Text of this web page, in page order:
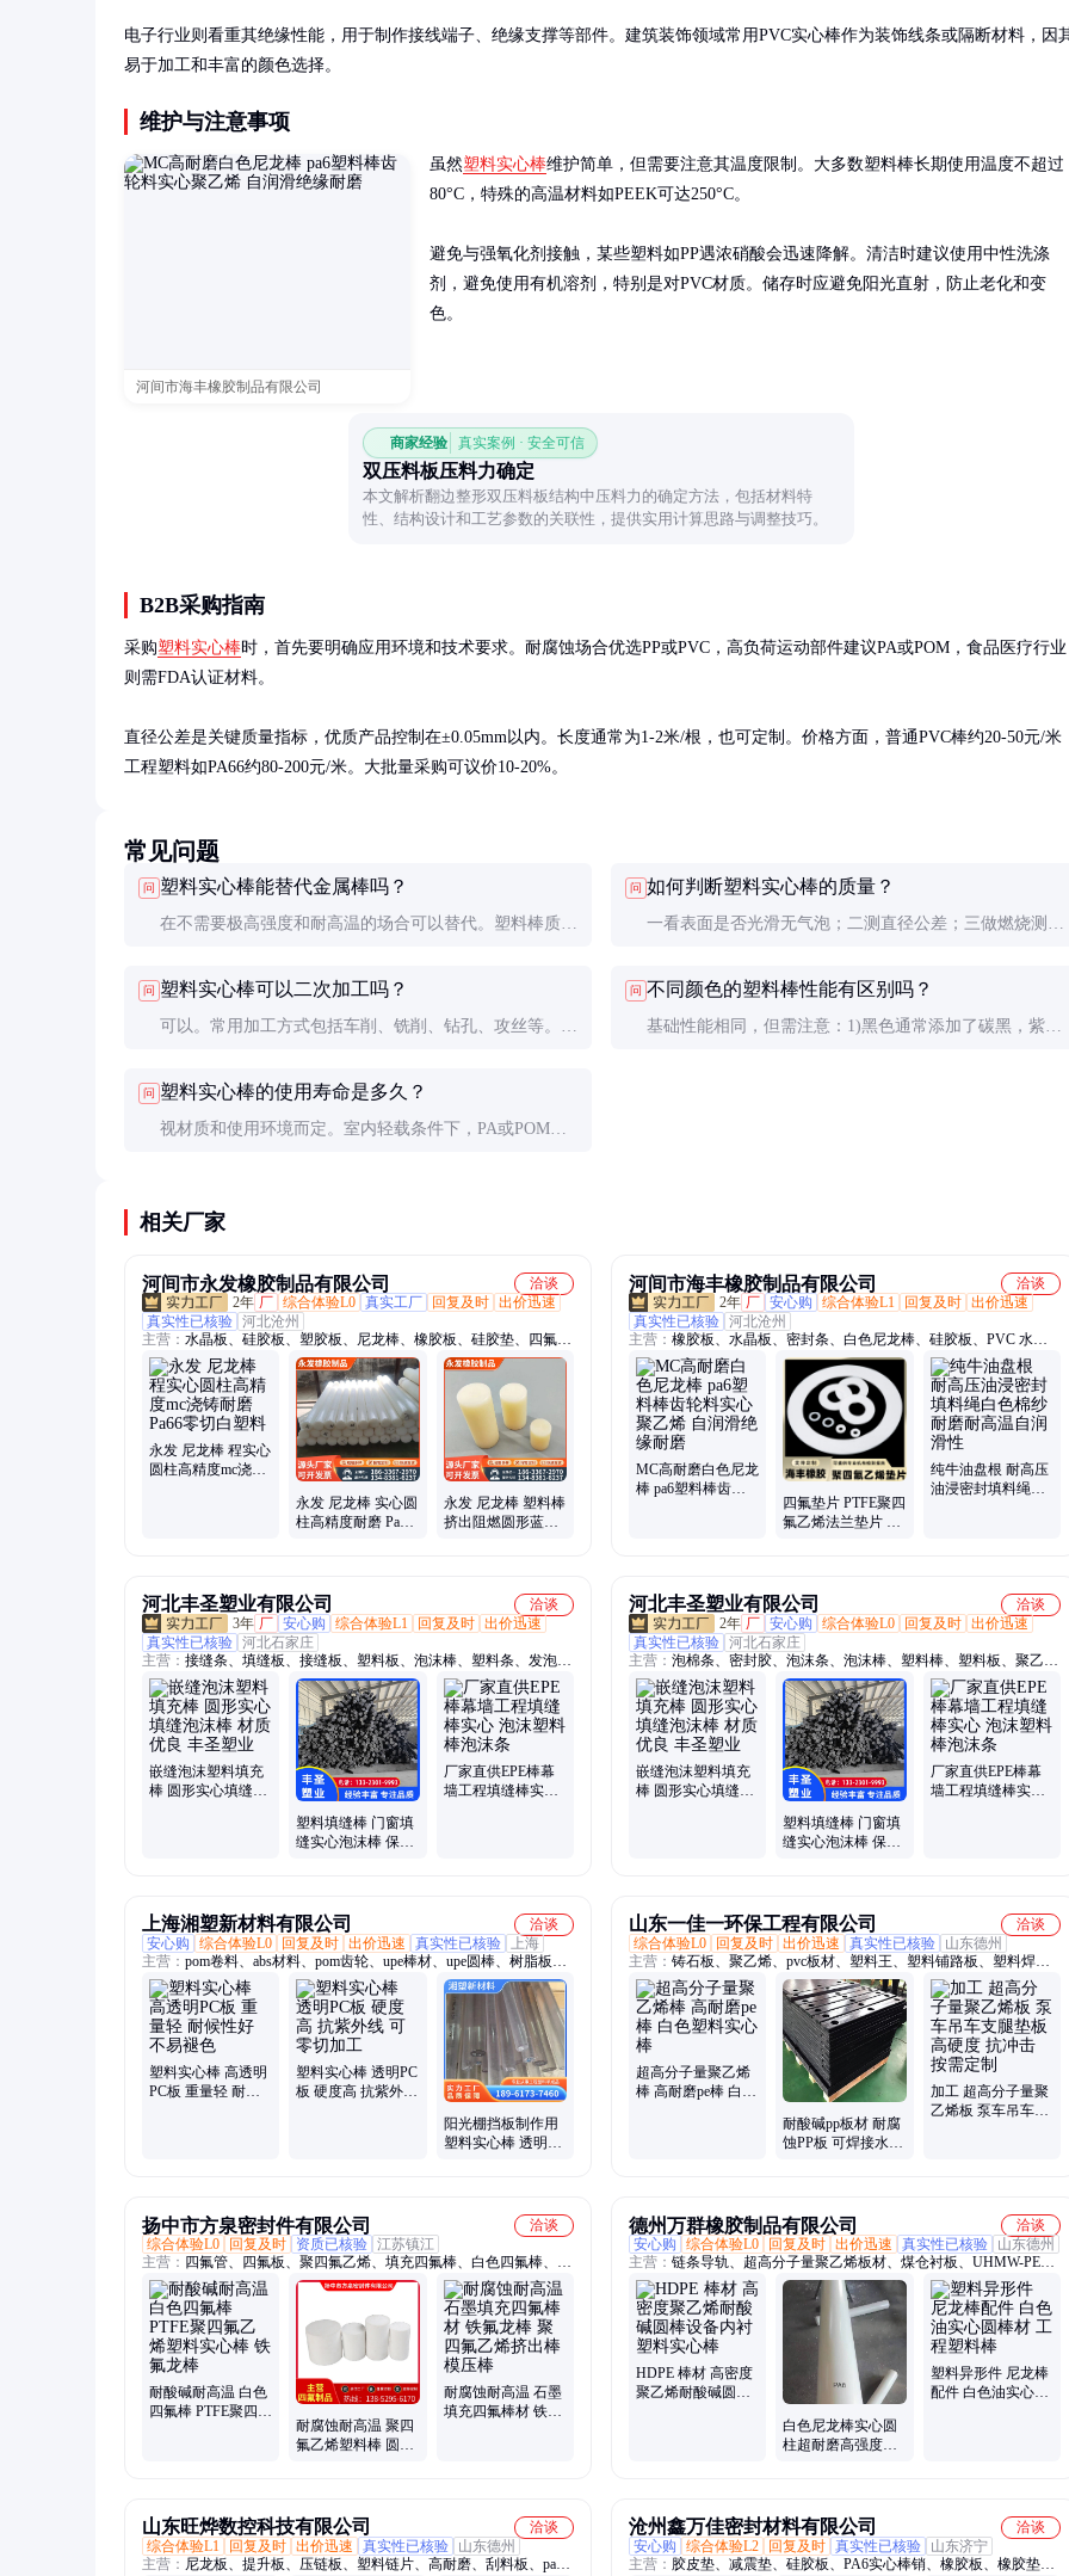
电子行业则看重其绝缘性能，用于制作接线端子、绝缘支撑等部件。建筑装饰领域常用PVC实心棒作为装饰线条或隔断材料，因
易于加工和丰富的颜色选择。
维护与注意事项
河间市海丰橡胶制品有限公司
虽然塑料实心棒维护简单，但需要注意其温度限制。大多数塑料棒长期使用温度不超过
80°C，特殊的高温材料如PEEK可达250°C。
避免与强氧化剂接触，某些塑料如PP遇浓硝酸会迅速降解。清洁时建议使用中性洗涤
剂，避免使用有机溶剂，特别是对PVC材质。储存时应避免阳光直射，防止老化和变
色。
商家经验 真实案例 · 安全可信
双压料板压料力确定
本文解析翻边整形双压料板结构中压料力的确定方法，包括材料特
性、结构设计和工艺参数的关联性，提供实用计算思路与调整技巧。
B2B采购指南
采购塑料实心棒时，首先要明确应用环境和技术要求。耐腐蚀场合优选PP或PVC，高负荷运动部件建议PA或POM，食品医疗行业
则需FDA认证材料。
直径公差是关键质量指标，优质产品控制在±0.05mm以内。长度通常为1-2米/根，也可定制。价格方面，普通PVC棒约20-50元/米
工程塑料如PA66约80-200元/米。大批量采购可议价10-20%。
常见问题
问 塑料实心棒能替代金属棒吗？
在不需要极高强度和耐高温的场合可以替代。塑料棒质
不如金属。需要根据具体应用评估。
问 如何判断塑料实心棒的质量？
一看表面是否光滑无气泡；二测直径公差；三做燃烧测试
可送第三方检测力学性能。
问 塑料实心棒可以二次加工吗？
可以。常用加工方式包括车削、铣削、钻孔、攻丝等。但
却；4)POM等材料加工后可能有轻微收缩。
问 不同颜色的塑料棒性能有区别吗？
基础性能相同，但需注意：1)黑色通常添加了碳黑，紫外
问 塑料实心棒的使用寿命是多久？
视材质和使用环境而定。室内轻载条件下，PA或POM棒
相关厂家
河间市永发橡胶制品有限公司
洽谈
2年 厂 综合体验L0 真实工厂 回复及时 出价迅速
真实性已核验 河北沧州
主营： 水晶板、硅胶板、塑胶板、尼龙棒、橡胶板、硅胶垫、四氟
板、法兰胶垫、金属缠绕垫、半透明胶垫、四氟乙烯板、橡胶减震
块、四氟车削板、陶瓷纤维布、橡胶法兰垫片
永发 尼龙棒 程实心
圆柱高精度mc浇铸
永发 尼龙棒 实心圆
柱高精度耐磨 Pa6
永发 尼龙棒 塑料棒
挤出阻燃圆形蓝色
河间市海丰橡胶制品有限公司
洽谈
2年 厂 安心购 综合体验L1 回复及时 出价迅速
真实性已核验 河北沧州
主营： 橡胶板、水晶板、密封条、白色尼龙棒、硅胶板、PVC 水晶
板、绝缘橡胶板、夹布橡胶板、阻燃橡胶板、防静电橡胶板、三元乙
丙橡胶板
MC高耐磨白色尼龙
棒 pa6塑料棒齿轮
四氟垫片 PTFE聚四
氟乙烯法兰垫片 耐
纯牛油盘根 耐高压
油浸密封填料绳白
河北丰圣塑业有限公司
洽谈
3年 厂 安心购 综合体验L1 回复及时 出价迅速
真实性已核验 河北石家庄
主营： 接缝条、填缝板、接缝板、塑料板、泡沫棒、塑料条、发泡
棒、塑料棒、止浆棒、泡沫条、泡沫板、异型件、膨胀胶、嵌缝板、
挡风条、珍珠棉、填缝胶、密封膏、圆柱管、密封胶、灌封膏、灌封
胶、止浆条、修复剂、闭孔板
嵌缝泡沫塑料填充
棒 圆形实心填缝泡
塑料填缝棒 门窗填
缝实心泡沫棒 保温
厂家直供EPE棒幕
墙工程填缝棒实心
河北丰圣塑业有限公司
洽谈
2年 厂 安心购 综合体验L0 回复及时 出价迅速
真实性已核验 河北石家庄
主营： 泡棉条、密封胶、泡沫条、泡沫棒、塑料棒、塑料板、聚乙烯
棒、玻璃垫棒、桥梁泡沫止浆棒、泡沫板、密封膏、填缝材料、聚硫
灌封胶、膨胀止水胶、聚氨酯弹性胶、非下垂灌封胶、聚乙烯发泡
板、自流平灌封胶、高压聚乙烯板、防水聚氨酯胶、高弹性防水胶、
聚氨酯防水胶、聚氨酯结构胶、聚乙烯闭孔泡条、闭孔泡沫填缝条
嵌缝泡沫塑料填充
棒 圆形实心填缝泡
塑料填缝棒 门窗填
缝实心泡沫棒 保温
厂家直供EPE棒幕
墙工程填缝棒实心
上海湘塑新材料有限公司
洽谈
安心购
综合体验L0 回复及时 出价迅速 真实性已核验
上海
主营： pom卷料、abs材料、pom齿轮、upe棒材、upe圆棒、树脂板、
耐磨upe、尼龙板、玻纤板、绝缘板、酚醛板、密封圈、塑钢板、聚
酰胺、pom板材、pps板材、peek-1000、板雕刻、胶木板、白色pom、
pom垫片、俊pet板、导电pom、聚丙烯、pet螺杆
塑料实心棒 高透明
PC板 重量轻 耐候
塑料实心棒 透明PC
板 硬度高 抗紫外线
阳光棚挡板制作用
塑料实心棒 透明PC
山东一佳一环保工程有限公司
洽谈
综合体验L0
回复及时 出价迅速 真实性已核验
山东德州
主营： 铸石板、聚乙烯、pvc板材、塑料王、塑料铺路板、塑料焊接
制品、异形件、环保pe板、煤仓耐磨、车厢衬板、链条导轨、车厢滑
板、护舷面板、焊接水箱、支腿垫板、仿真冰板、吸水箱面板、一导
轨链条
超高分子量聚乙烯
棒 高耐磨pe棒 白色
耐酸碱pp板材 耐腐
蚀PP板 可焊接水箱
加工 超高分子量聚
乙烯板 泵车吊车支
扬中市方泉密封件有限公司
洽谈
综合体验L0
回复及时 资质已核验 江苏镇江
主营： 四氟管、四氟板、聚四氟乙烯、填充四氟棒、白色四氟棒、四
氟空心棒、四氟异形件、四氟加工件、四氟填充管
耐酸碱耐高温 白色
四氟棒 PTFE聚四氟
耐腐蚀耐高温 聚四
氟乙烯塑料棒 圆柱
耐腐蚀耐高温 石墨
填充四氟棒材 铁氟
德州万群橡胶制品有限公司
洽谈
安心购
综合体验L0 回复及时 出价迅速 真实性已核验
山东德州
主营： 链条导轨、超高分子量聚乙烯板材、煤仓衬板、UHMW-PE棒
材、尼龙棒材、料仓衬板、粮仓衬板、稀土含油尼龙衬板、钢煤斗内
衬板、卸煤沟衬板、压延微晶板、尼龙板材、pp板材、铸石板、聚乙
烯板、聚丙烯板、PE板、尼龙加工件、尼龙轴套、尼龙滑块、足球训
练反弹板、铺路垫板、路基板、旱冰场围栏、高分子聚乙烯板
HDPE 棒材 高密度
聚乙烯耐酸碱圆棒
白色尼龙棒实心圆
柱超耐磨高强度大
塑料异形件 尼龙棒
配件 白色油实心圆
山东旺烨数控科技有限公司
洽谈
综合体验L1
回复及时 出价迅速 真实性已核验
山东德州
主营： 尼龙板、提升板、压链板、塑料链片、高耐磨、刮料板、pa66
沧州鑫万佳密封材料有限公司
洽谈
安心购
综合体验L2 回复及时 真实性已核验
山东济宁
主营： 胶皮垫、减震垫、硅胶板、PA6实心棒销、橡胶板、橡胶垫、